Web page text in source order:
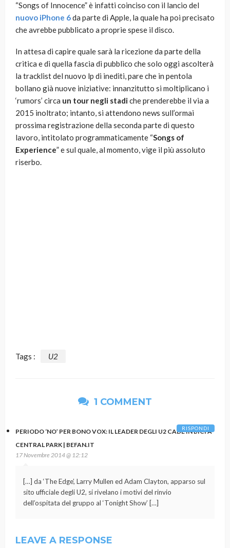
“Songs of Innocence” è infatti coinciso con il lancio del
nuovo iPhone 6da parte di Apple, la quale ha poi precisato
che avrebbe pubblicato a proprie spese il disco.
In attesa di capire quale sarà la ricezione da parte della
critica e di quella fascia di pubblico che solo oggi ascolterà
la tracklist del nuovo lp di inediti, pare che in pentola
bollano già nuove iniziative: innanzitutto si moltiplicano i
‘rumors’ circa un tour negli stadiche prenderebbe il via a
2015 inoltrato; intanto, si attendono news sull’ormai
prossima registrazione della seconda parte di questo
lavoro, intitolato programmaticamente “Songs of
Experience” e sul quale, al momento, vige il più assoluto
riserbo.
Tags : U2
1 COMMENT
PERIODO ‘NO’ PER BONO VOX: IL LEADER DEGLI U2 CADE IN BICI A
CENTRAL PARK | BEFAN.IT
17 Novembre 2014 @ 12:12
[…] da ‘The Edge’, Larry Mullen ed Adam Clayton, apparso sul
sito ufficiale degli U2, si rivelano i motivi del rinvio
dell’ospitata del gruppo al ‘Tonight Show’ […]
RISPONDI
LEAVE A RESPONSE